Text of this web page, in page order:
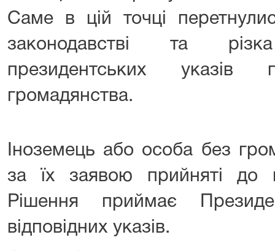
Саме в цій точці
законодавстві та
президентських
громадянства.
Іноземець або особа без
за їх заявою прийняті до
Рішення приймає
відповідних указів.